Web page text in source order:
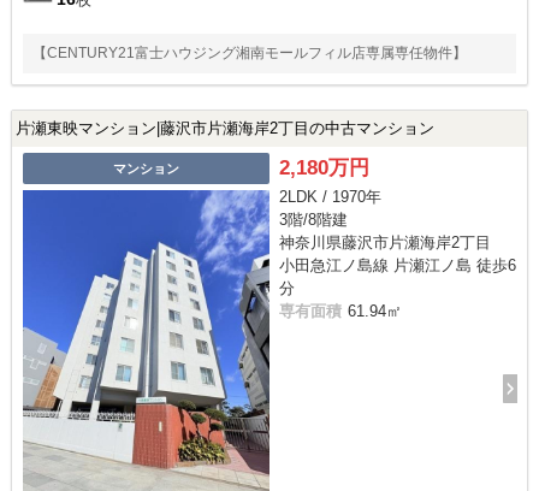
【CENTURY21富士ハウジング湘南モールフィル店専属専任物件】
片瀬東映マンション|藤沢市片瀬海岸2丁目の中古マンション
マンション 2,180万円
2LDK / 1970年
3階/8階建
神奈川県藤沢市片瀬海岸2丁目
小田急江ノ島線 片瀬江ノ島 徒歩6
分
専有面積 61.94㎡